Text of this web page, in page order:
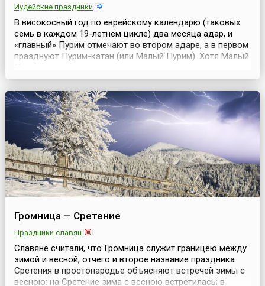
Иудейские праздники
В високосный год по еврейскому календарю (таковых
семь в каждом 19-летнем цикле) два месяца адар, и
«главный» Пурим отмечают во втором адаре, а в первом
празднуют Пурим-катан (или Малый Пурим). Хотя Малый
празднику, который состоится через месяц. Но по
традициям празднования он всё же имеет некоторые
отличия. Так, в день Пурим-катан не читают свито...
Громница — Сретение
Праздники славян
Славяне считали, что Громница служит границею между
зимой и весной, отчего и второе название праздника
Сретения в простонародье объясняют встречей зимы с
весною: на Сретение зима с весною встретилась; в